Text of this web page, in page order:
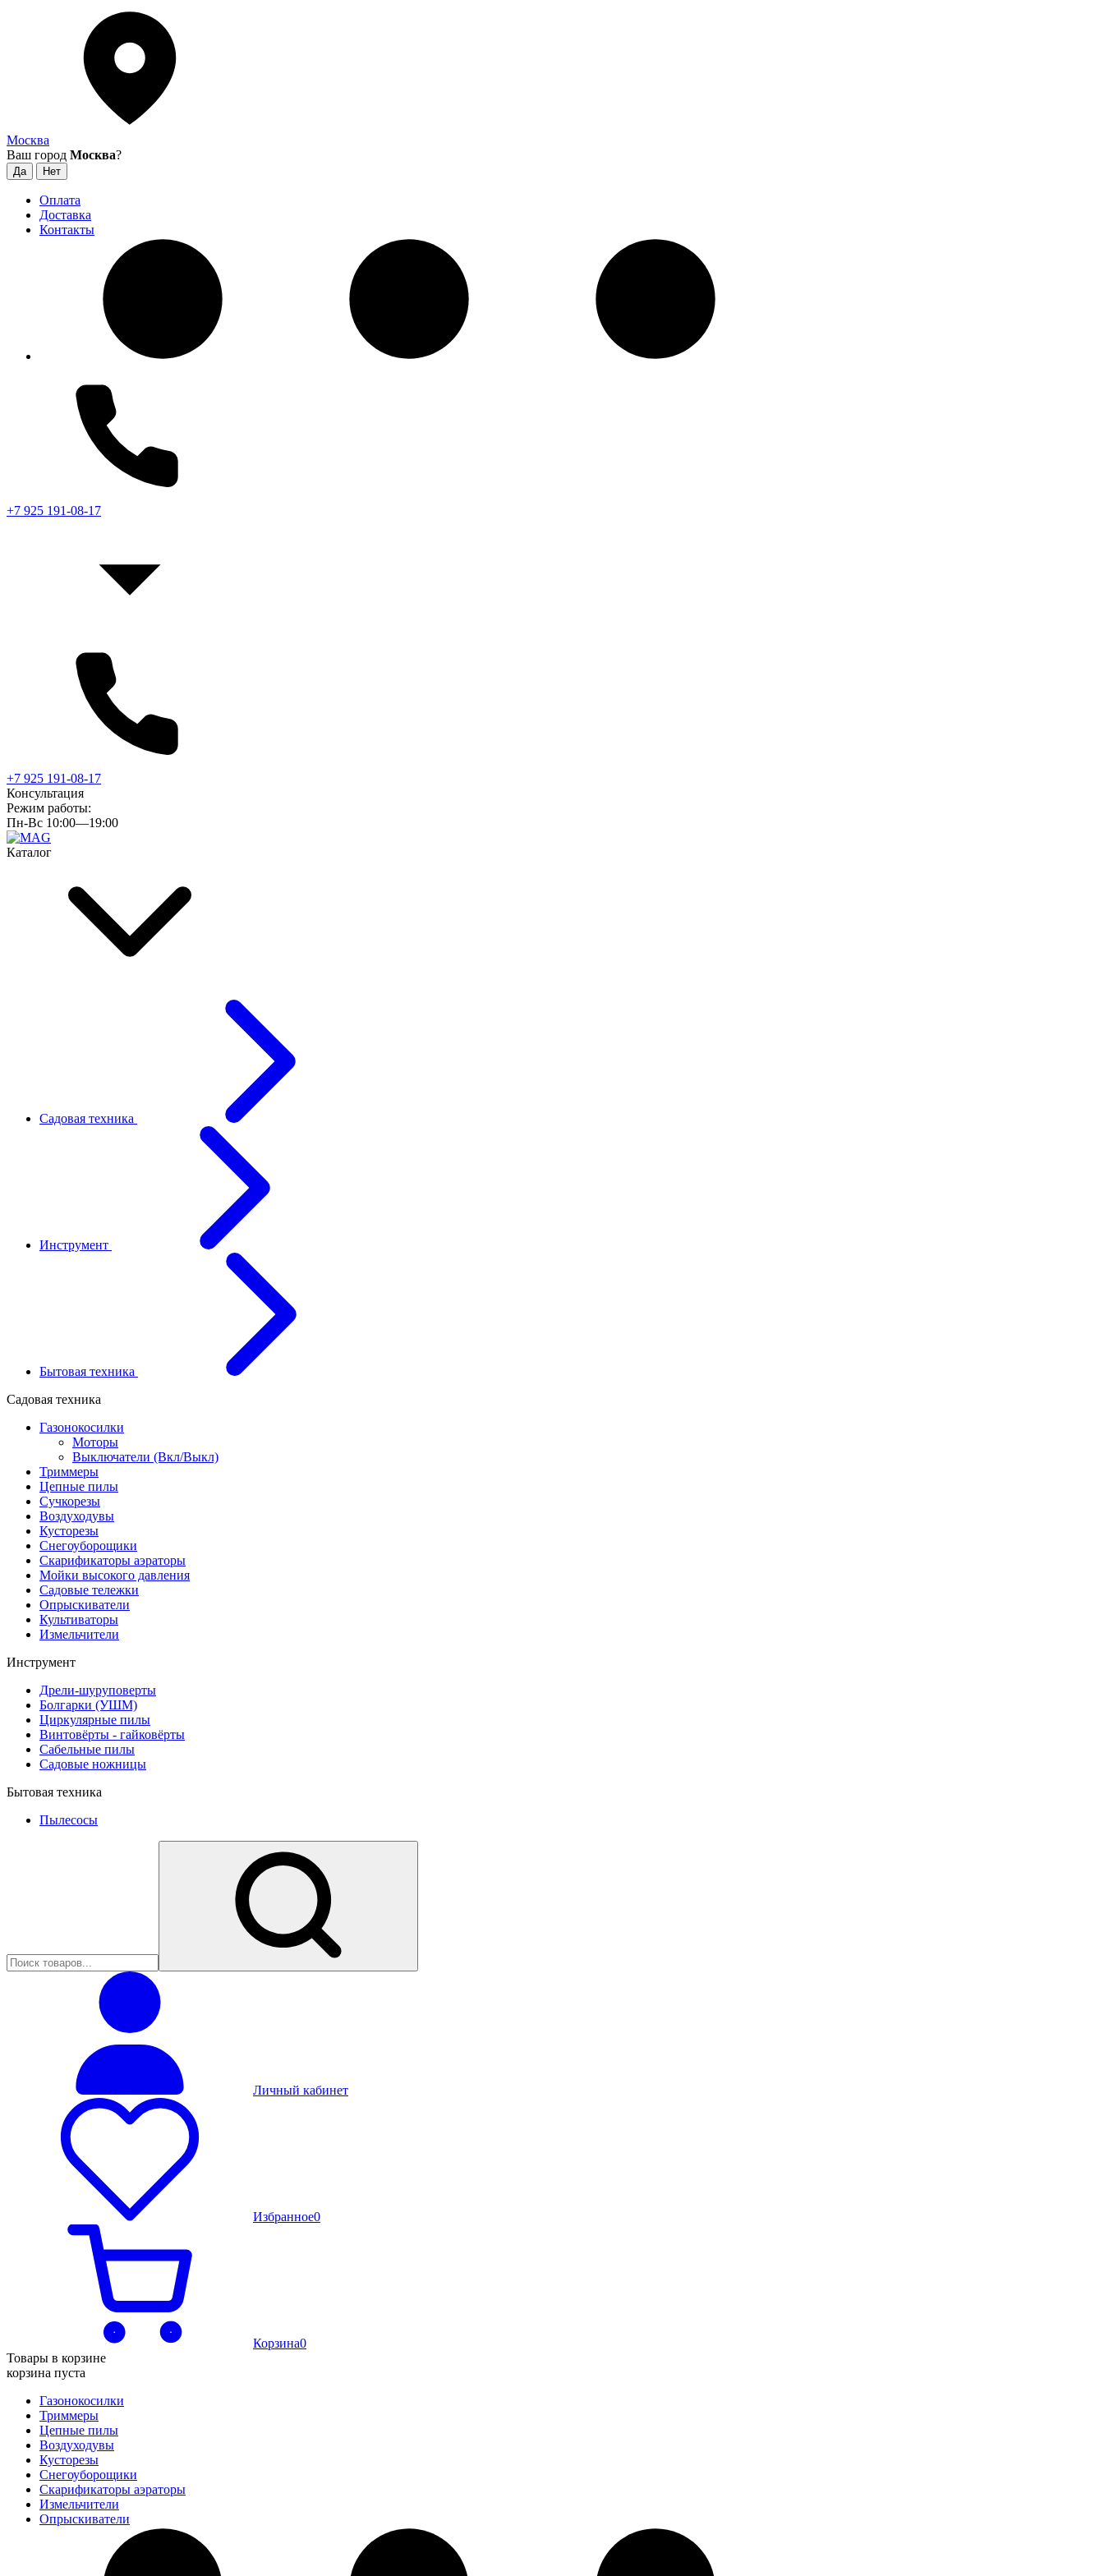
Москва
Ваш город Москва?
Оплата
Доставка
Контакты
+7 925 191-08-17
+7 925 191-08-17
Консультация
Режим работы:
Пн-Вс 10:00—19:00
Каталог
Садовая техника
Инструмент
Бытовая техника
Садовая техника
Газонокосилки
Моторы
Выключатели (Вкл/Выкл)
Триммеры
Цепные пилы
Cучкорезы
Воздуходувы
Кусторезы
Снегоуборощики
Скарификаторы аэраторы
Мойки высокого давления
Садовые тележки
Опрыскиватели
Культиваторы
Измельчители
Инструмент
Дрели-шуруповерты
Болгарки (УШМ)
Циркулярные пилы
Винтовёрты - гайковёрты
Сабельные пилы
Садовые ножницы
Бытовая техника
Пылесосы
Личный кабинет
Избранное0
Корзина0
Товары в корзине
корзина пуста
Газонокосилки
Триммеры
Цепные пилы
Воздуходувы
Кусторезы
Снегоуборощики
Скарификаторы аэраторы
Измельчители
Опрыскиватели